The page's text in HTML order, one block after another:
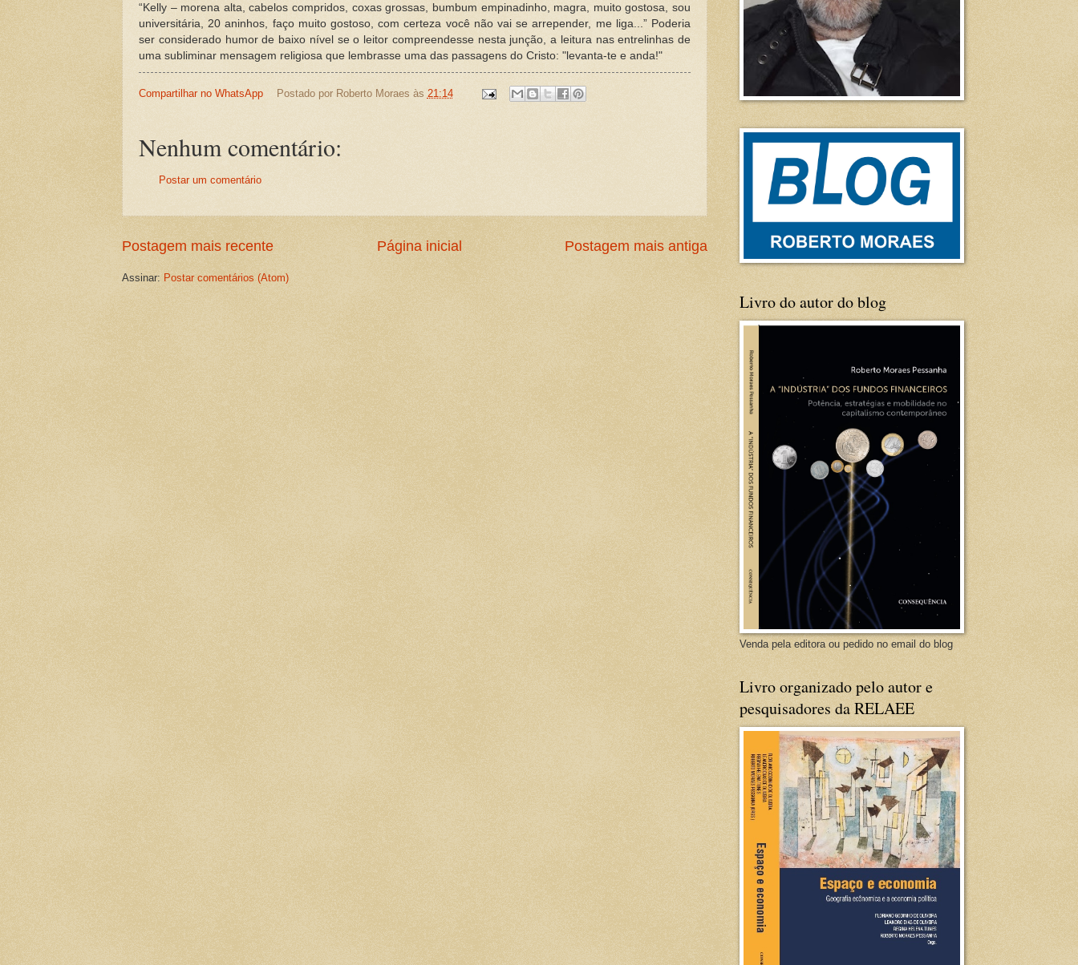
“Kelly – morena alta, cabelos compridos, coxas grossas, bumbum empinadinho, magra, muito gostosa, sou
universitária, 20 aninhos, faço muito gostoso, com certeza você não vai se arrepender, me liga...” Poderia
ser considerado humor de baixo nível se o leitor compreendesse nesta junção, a leitura nas entrelinhas de
uma subliminar mensagem religiosa que lembrasse uma das passagens do Cristo: "levanta-te e anda!"
Compartilhar no WhatsApp Postado por Roberto Moraes às 21:14
Nenhum comentário:
Postar um comentário
Postagem mais recente Postagem mais antiga
Página inicial
Assinar: Postar comentários (Atom)
Livro do autor do blog
Venda pela editora ou pedido no email do blog
Livro organizado pelo autor e
pesquisadores da RELAEE